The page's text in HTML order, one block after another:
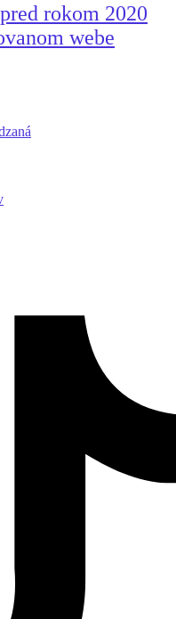
rokom 2020
webe